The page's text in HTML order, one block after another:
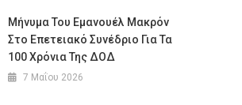
Μήνυμα Του Εμανουέλ Μακρόν
Στο Επετειακό Συνέδριο Για Τα
100 Χρόνια Της ΔΟΔ
7 Μαΐου 2026